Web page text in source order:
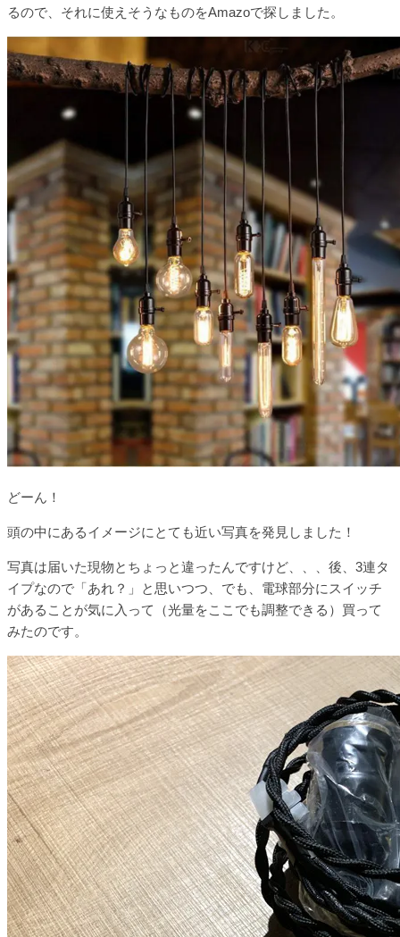
るので、それに使えそうなものをAmazoで探しました。
どーん！
頭の中にあるイメージにとても近い写真を発見しました！
写真は届いた現物とちょっと違ったんですけど、、、後、3連タ
イプなので「あれ？」と思いつつ、でも、電球部分にスイッチ
があることが気に入って（光量をここでも調整できる）買って
みたのです。